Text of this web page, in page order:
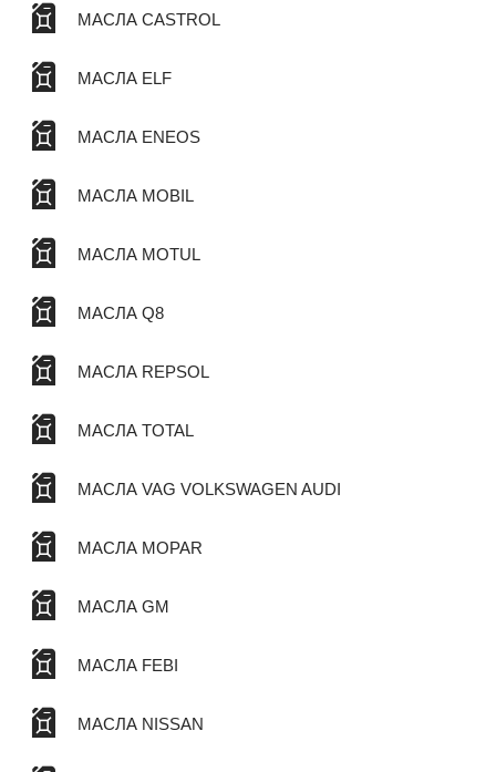
МАСЛА CASTROL
МАСЛА ELF
МАСЛА ENEOS
МАСЛА MOBIL
МАСЛА MOTUL
МАСЛА Q8
МАСЛА REPSOL
МАСЛА TOTAL
МАСЛА VAG VOLKSWAGEN AUDI
МАСЛА MOPAR
МАСЛА GM
МАСЛА FEBI
МАСЛА NISSAN